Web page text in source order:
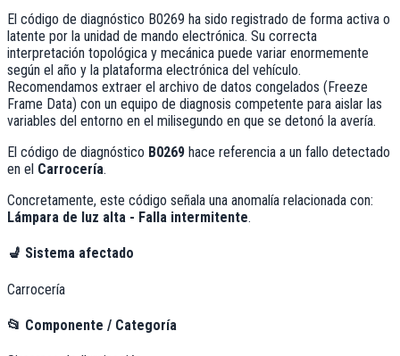
El código de diagnóstico B0269 ha sido registrado de forma activa o
latente por la unidad de mando electrónica. Su correcta
interpretación topológica y mecánica puede variar enormemente
según el año y la plataforma electrónica del vehículo.
Recomendamos extraer el archivo de datos congelados (Freeze
Frame Data) con un equipo de diagnosis competente para aislar las
variables del entorno en el milisegundo en que se detonó la avería.
El código de diagnóstico B0269 hace referencia a un fallo detectado
en el Carrocería.
Concretamente, este código señala una anomalía relacionada con:
Lámpara de luz alta - Falla intermitente.
💺 Sistema afectado
Carrocería
📂 Componente / Categoría